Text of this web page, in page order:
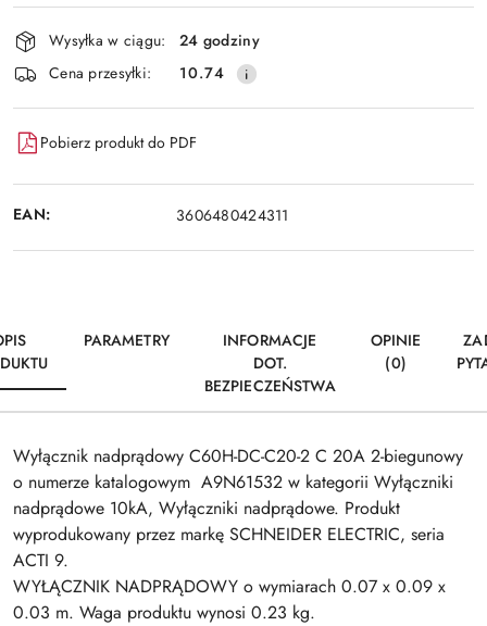
Wyślij
Dostępność
i
dostawa
Wysyłka w ciągu:
24 godziny
Cena przesyłki:
10.74
Pobierz produkt do PDF
EAN: 3606480424311
PARAMETRY
INFORMACJE
DOT.
BEZPIECZEŃSTWA
OPINIE
(0)
Wyłącznik nadprądowy C60H-DC-C20-2 C 20A 2-biegunowy
o numerze katalogowym A9N61532 w kategorii Wyłączniki
nadprądowe 10kA, Wyłączniki nadprądowe. Produkt
wyprodukowany przez markę SCHNEIDER ELECTRIC, seria
ACTI 9.
WYŁĄCZNIK NADPRĄDOWY o wymiarach 0.07 x 0.09 x
0.03 m. Waga produktu wynosi 0.23 kg.